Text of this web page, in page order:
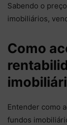
Sabendo o
imobiliários,
Como
Entender como
fundos